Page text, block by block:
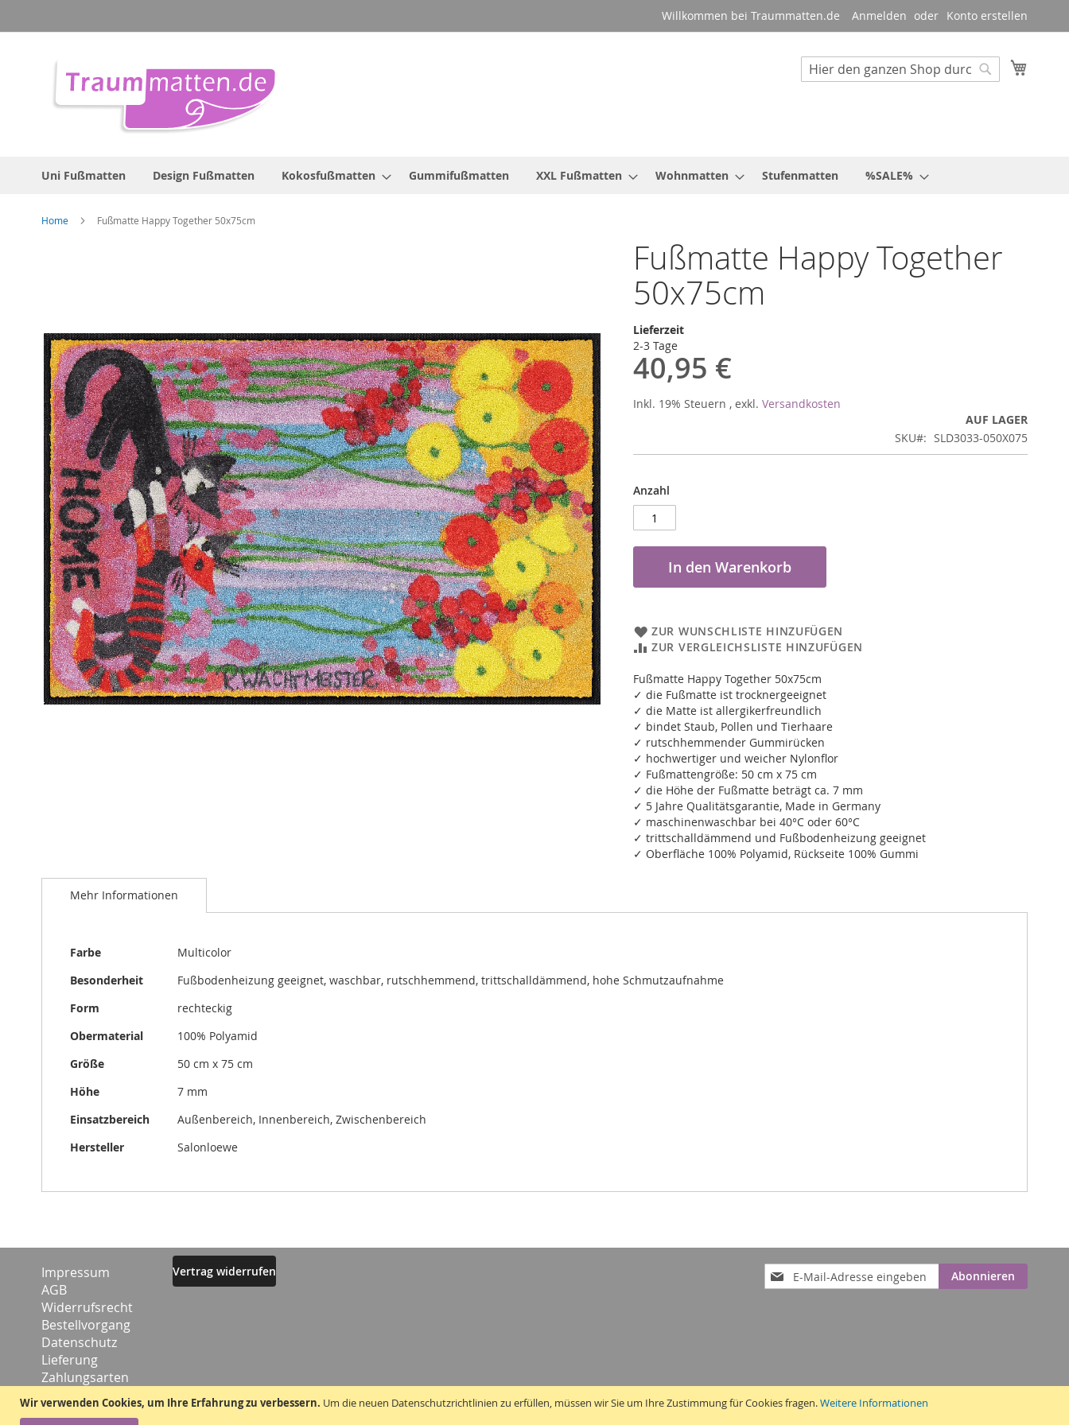
Wir verwenden Cookies, um Ihre Erfahrung zu verbessern. Um die neuen Datenschutzrichtlinien zu erfüllen, müssen wir Sie um Ihre Zustimmung für Cookies fragen.Weitere Informationen
zum
Willkommen bei Traummatten.de Anmelden Konto erstellen
Suche
Uni Fußmatten Design Fußmatten Kokosfußmatten Gummifußmatten XXL Fußmatten Wohnmatten Stufenmatten %SALE%
Home Fußmatte Happy Together 50x75cm
Fußmatte Happy Together
50x75cm
Lieferzeit
2-3 Tage
40,95 €
Inkl. 19% Steuern , exkl. Versandkosten
AUF LAGER
SKU
SLD3033-050X075
Anzahl
In den Warenkorb
ZUR WUNSCHLISTE HINZUFÜGEN
ZUR VERGLEICHSLISTE HINZUFÜGEN
Fußmatte Happy Together 50x75cm
✓ die Fußmatte ist trocknergeeignet
✓ die Matte ist allergikerfreundlich
✓ bindet Staub, Pollen und Tierhaare
✓ rutschhemmender Gummirücken
✓ hochwertiger und weicher Nylonflor
✓ Fußmattengröße: 50 cm x 75 cm
✓ die Höhe der Fußmatte beträgt ca. 7 mm
✓ 5 Jahre Qualitätsgarantie, Made in Germany
✓ maschinenwaschbar bei 40°C oder 60°C
✓ trittschalldämmend und Fußbodenheizung geeignet
✓ Oberfläche 100% Polyamid, Rückseite 100% Gummi
Mehr Informationen
Mehr
Farbe
Multicolor
Besonderheit
Fußbodenheizung geeignet, waschbar, rutschhemmend, trittschalldämmend, hohe Schmutzaufnahme
Form
rechteckig
Obermaterial
100% Polyamid
Größe
50 cm x 75 cm
Höhe
7 mm
Einsatzbereich
Außenbereich, Innenbereich, Zwischenbereich
Hersteller
Salonloewe
Anmeldung
zum
Abonnieren
Impressum
AGB
Widerrufsrecht
Bestellvorgang
Datenschutz
Lieferung
Zahlungsarten
Kontakt
Vertrag widerrufen